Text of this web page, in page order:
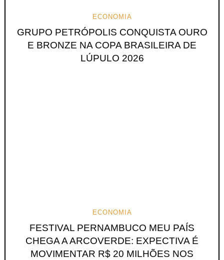
ECONOMIA
GRUPO PETRÓPOLIS CONQUISTA OURO
E BRONZE NA COPA BRASILEIRA DE
LÚPULO 2026
ECONOMIA
FESTIVAL PERNAMBUCO MEU PAÍS
CHEGA A ARCOVERDE: EXPECTIVA É
MOVIMENTAR R$ 20 MILHÕES NOS